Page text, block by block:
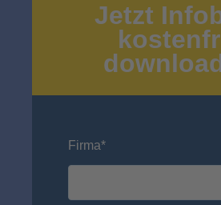
Jetzt
Firma*